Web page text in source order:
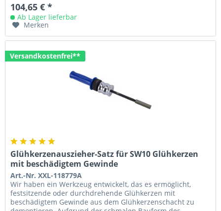
104,65 € *
Ab Lager lieferbar
Merken
Versandkostenfrei**
Glühkerzenauszieher-Satz für SW10 Glühkerzen
mit beschädigtem Gewinde
Art.-Nr. XXL-118779A
Wir haben ein Werkzeug entwickelt, das es ermöglicht,
festsitzende oder durchdrehende Glühkerzen mit
beschädigtem Gewinde aus dem Glühkerzenschacht zu